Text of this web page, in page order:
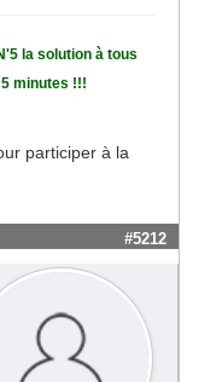
la solution à tous
minutes !!!
participer à la
#5212